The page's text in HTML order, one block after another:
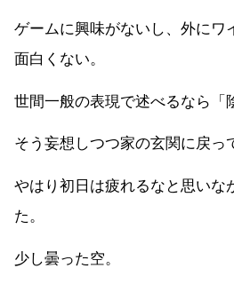
ゲームに興味がないし、外にワ
面白くない。
世間一般の表現で述べるなら「
そう妄想しつつ家の玄関に戻っ
やはり初日は疲れるなと思いな
た。
少し曇った空。